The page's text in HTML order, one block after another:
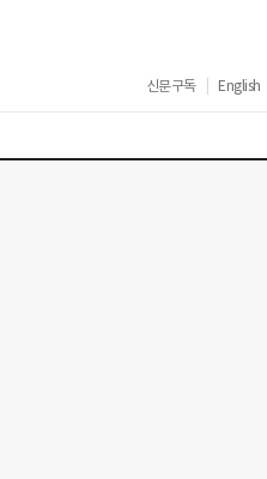
신문구독 English